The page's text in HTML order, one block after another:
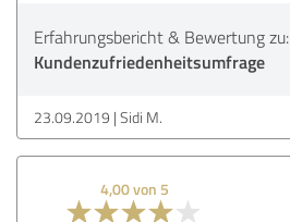
Erfahrungsbericht & Bewertung zu:
Kundenzufriedenheitsumfrage
23.09.2019 Sidi M.
4,00 von 5